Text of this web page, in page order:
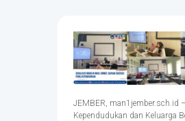
JEMBER, man1jember.sch.id
Kependudukan dan Keluarga